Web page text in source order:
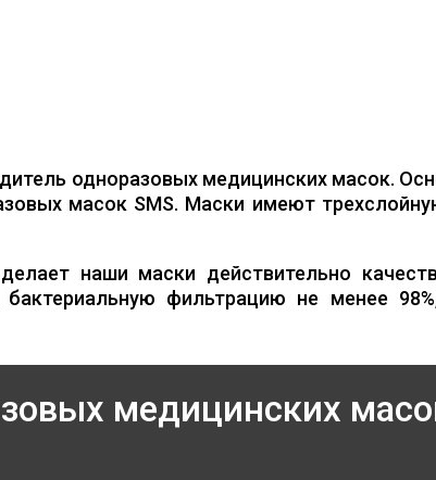
одноразовых медицинских масок.
масок SMS. Маски имеют
наши маски действительно
фильтрацию не менее
медицинских